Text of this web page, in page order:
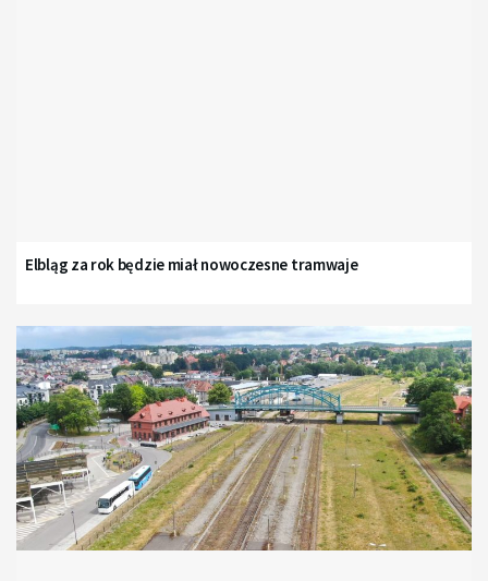
Elbląg za rok będzie miał nowoczesne tramwaje